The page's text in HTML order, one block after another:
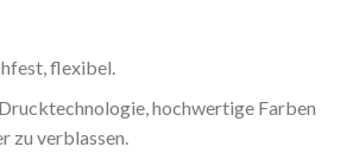
flexibel.
hochwertige Farben
zu verblassen.